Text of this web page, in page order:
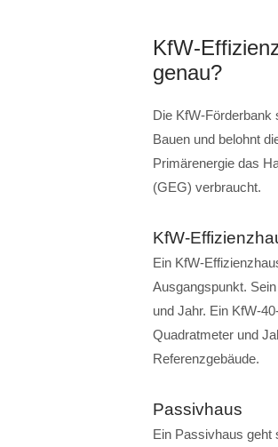
KfW-
genau?
Die KfW-Förderbank
Bauen und belohnt
Primärenergie das
(GEG) verbraucht.
KfW-
Ein KfW-
Ausgangspunkt.
und Jahr. Ein KfW-
Quadratmeter und
Referenzgebäude.
Passivhaus
Ein Passivhaus geht